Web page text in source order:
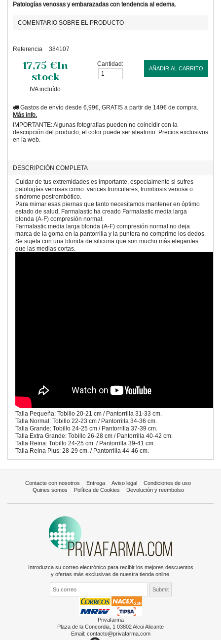
Patologías venosas y embarazadas con tendencia al edema.
COMENTARIO SOBRE EL PRODUCTO
Referencia 384107
17,75 €In
stock
IVA incluído
Cantidad:
AÑADIR AL CARRITO
Gastos de envío desde 6,99€, GRATIS a partir de 149€ de compra.
Más info.
IMPORTANTE: Algunas fotografías pueden no coincidir con la
descripción del producto, el color puede ser aleatorio. Precios exclusivos
en la web.
DESCRIPCIÓN COMPLETA
Cuidar de tus extremidades es importante, especialmente si sufres
patologías venosas como: varices tronculares, trombosis venosa o
síndrome postrombótico.
Para mimar esas piernas que tanto necesitamos mantener en óptimo
estado de salud, Farmalastic ha creado Farmalastic media larga
blonda (A-F) compresión normal.
Farmalastic media larga blonda (A-F) compresión normal no deja
marca de la goma en la pantorrilla y la puntera no comprime los dedos.
Se sujeta con una blonda de silicona que son mucho más elegantes
que las medias cortas.
Talla Pequeña: Tobillo 20-21 cm / Pantorrilla 31-33 cm.
Talla Normal: Tobillo 22-23 cm / Pantorrilla 34-36 cm.
Talla Grande: Tobillo 24-25 cm / Pantorrilla 37-39 cm.
Talla Extra Grande: Tobillo 26-28 cm / Pantorrilla 40-42 cm.
Talla Reina: Tobillo 24-25 cm. / Pantorrilla 39-41 cm.
Talla Reina Plus: 28-29 cm. / Pantorrilla 44-46 cm.
Contacte con nosotros Entrega Aviso legal
Condiciones de uso
Quines somos
Política de Cookies Devolución y reembolso
Introduzca su correo electrónico para recibir los mejores descuentos
y ofertas más exclusivas de nuestra tienda online.
Privafarma
Plaza de la Concordia, 1 03802 Alcoi Alicante
Email: contacto@privafarma.com